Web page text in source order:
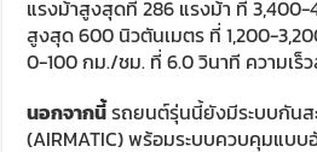
แรงม้าสูงสุดที่ 286 แรงม้า ที่
สูงสุด 600 นิวตันเมตร ที่ 1,200-
0-100 กม./ชม. ที่ 6.0 วินาที ความเร็
นอกจากนี้รถยนต์รุ่นนี้ยังมีระบบกันส
(AIRMATIC) พร้อมระบบควบคุมแบ